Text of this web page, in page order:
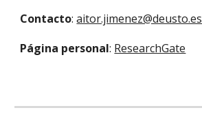
Contacto:aitor.jimenez@deusto.es
Página personal: ResearchGate